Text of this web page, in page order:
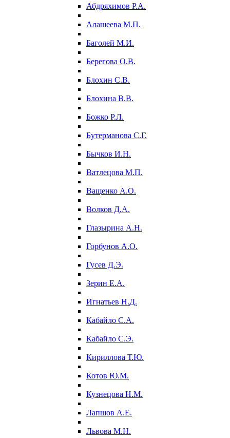
Абдряхимов Р.А.
Алашеева М.П.
Баголей М.И.
Берегова О.В.
Блохин С.В.
Блохина В.В.
Божко Р.Л.
Бутерманова С.Г.
Бычков И.Н.
Ватлецова М.П.
Ващенко А.О.
Волков Д.А.
Глазырина А.Н.
Горбунов А.О.
Гусев Д.Э.
Зерин Е.А.
Игнатьев Н.Д.
Кабайло С.А.
Кабайло С.Э.
Кириллова Т.Ю.
Котов Ю.М.
Кузнецова Н.М.
Лапшов А.Е.
Львова М.Н.